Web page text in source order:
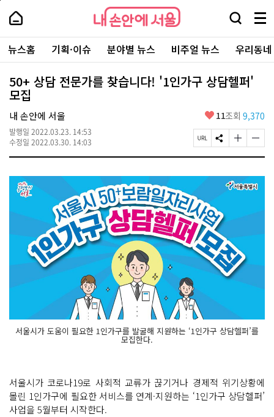
본
로
가
내
손
안
에
서
울
-
서
울
시
대
표
소
통
포
내
손
에
울
검
창
열
기
메
뉴
전
체
보
주
요
서
뉴스홈 기획·이슈 분야별 뉴스 비주얼 뉴스 우리동
50+ 상담 전문가를 찾습니다! '1인가구 상담헬퍼'
모집
내 손안에 서울
발행일 2022.03.23. 14:53
수정일 2022.03.30. 14:03
좋
요
11조회 9,370
페
이
U
R
복
사
S
N
공
유
하
글
자
기
크
게
경
기
글
자
기
작
게
경
기
서울시가 도움이 필요한 1인가구를 발굴해 지원하는 ‘1인가구 상담헬퍼’를
모집한다.
서울시가 코로나19로 사회적 교류가 끊기거나 경제적 위기상황에
몰린 1인가구에 필요한 서비스를 연계·지원하는 ‘1인가구 상담헬퍼’
사업을 5월부터 시작한다.
페
상
단
로